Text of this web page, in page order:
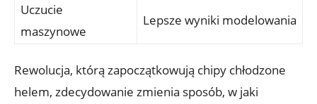
Uczucie
maszynowe
Lepsze wyniki modelowania
Rewolucja, którą zapoczątkowują chipy chłodzone
helem, zdecydowanie zmienia sposób, w jaki